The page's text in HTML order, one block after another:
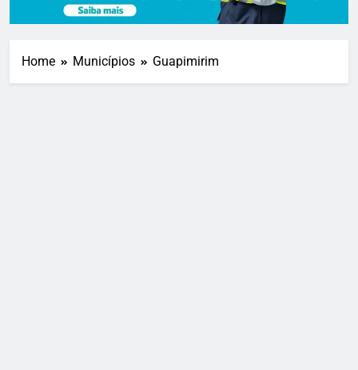
Home Municípios Guapimirim